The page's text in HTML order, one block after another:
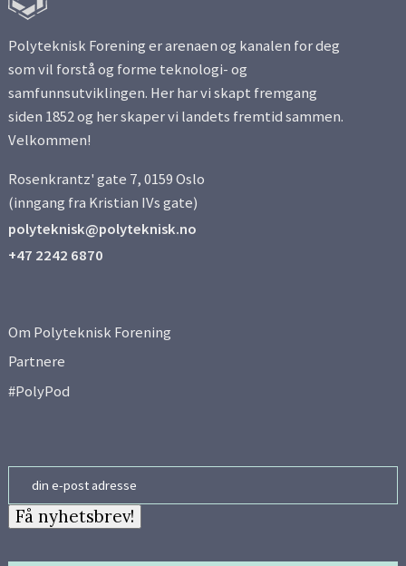
Polyteknisk Forening er arenaen og kanalen for deg
som vil forstå og forme teknologi- og
samfunnsutviklingen. Her har vi skapt fremgang
siden 1852 og her skaper vi landets fremtid sammen.
Velkommen!
Rosenkrantz' gate 7, 0159 Oslo
(inngang fra Kristian IVs gate)
polyteknisk@polyteknisk.no
+47 2242 6870
Om Polyteknisk Forening
Partnere
#PolyPod
Få nyhetsbrev!